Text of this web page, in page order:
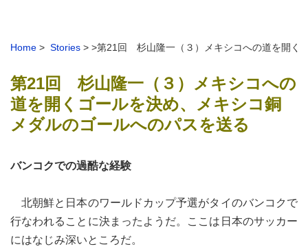
Home > Stories > >第21回 杉山隆一（３）メキシコへの道を開く
第21回 杉山隆一（３）メキシコへの
道を開くゴールを決め、メキシコ銅
メダルのゴールへのパスを送る
バンコクでの過酷な経験
北朝鮮と日本のワールドカップ予選がタイのバンコクで
行なわれることに決まったようだ。ここは日本のサッカー
にはなじみ深いところだ。